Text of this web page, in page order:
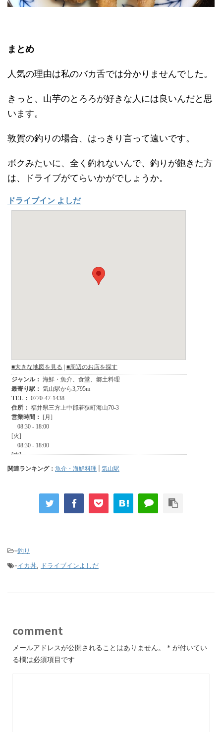
まとめ
人気の理由は私のバカ舌では分かりませんでした。
きっと、山芋のとろろが好きな人には良いんだと思
います。
敦賀の釣りの場合、はっきり言って遠いです。
ボクみたいに、全く釣れないんで、釣りが飽きた方
は、ドライブがてらいかがでしょうか。
ドライブイン よしだ
関連ランキング： 魚介・海鮮料理 気山駅
-釣り
-イカ丼, ドライブインよしだ
comment
メールアドレスが公開されることはありません。 * が付いてい
る欄は必須項目です